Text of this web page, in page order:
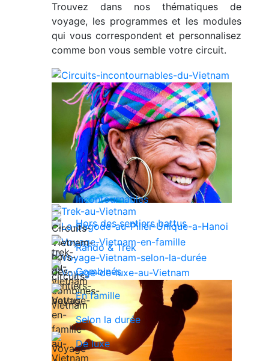
Trouvez dans nos thématiques de
voyage, les programmes et les modules
qui vous correspondent et personnalisez
comme bon vous semble votre circuit.
Incontournables
Hors des sentiers battus
Rando & Trek
Combinés
En famille
Selon la durée
De luxe